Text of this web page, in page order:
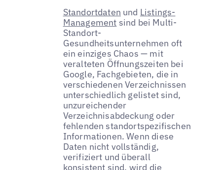
Standortdaten und Listings-
Management sind bei Multi-
Standort-
Gesundheitsunternehmen oft
ein einziges Chaos — mit
veralteten Öffnungszeiten bei
Google, Fachgebieten, die in
verschiedenen Verzeichnissen
unterschiedlich gelistet sind,
unzureichender
Verzeichnisabdeckung oder
fehlenden standortspezifischen
Informationen. Wenn diese
Daten nicht vollständig,
verifiziert und überall
konsistent sind, wird die